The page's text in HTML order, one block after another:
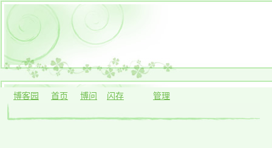
博客园 首页 博问 闪存 管理